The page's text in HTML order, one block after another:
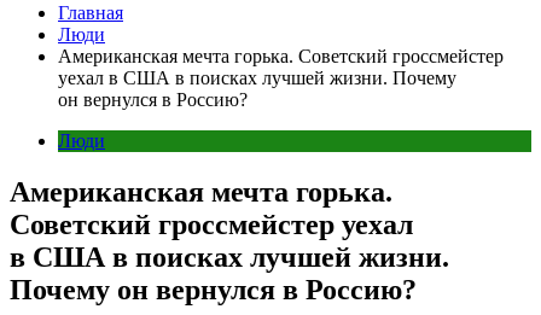
Главная
Люди
Американская мечта горька. Советский гроссмейстер
уехал в США в поисках лучшей жизни. Почему
он вернулся в Россию?
Люди
Американская мечта горька.
Советский гроссмейстер уехал
в США в поисках лучшей жизни.
Почему он вернулся в Россию?